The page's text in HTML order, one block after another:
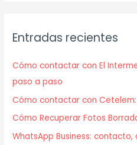
Entradas recientes
Cómo contactar con El
paso a paso
Cómo contactar con
Cómo Recuperar Fotos
WhatsApp Business: